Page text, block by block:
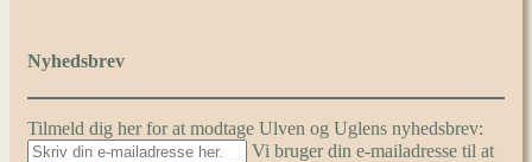
Nyhedsbrev
Tilmeld dig her for at modtage Ulven og Uglens nyhedsbrev:
Vi bruger din e-mailadresse til at